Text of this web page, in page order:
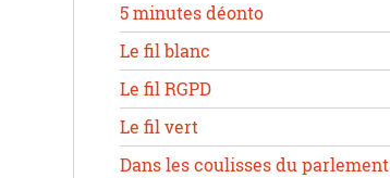
5 minutes déonto
Le fil blanc
Le fil RGPD
Le fil vert
Dans les coulisses du parlement